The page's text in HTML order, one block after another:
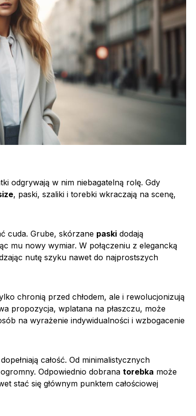
odgrywają w nim niebagatelną rolę. Gdy
, paski, szaliki i torebki wkraczają na scenę,
cuda. Grube, skórzane paski dodają
mu nowy wymiar. W połączeniu z elegancką
nutę szyku nawet do najprostszych
chronią przed chłodem, ale i rewolucjonizują
propozycja, wplatana na płaszczu, może
na wyrażenie indywidualności i wzbogacenie
całość. Od minimalistycznych
Odpowiednio dobrana torebka może
stać się głównym punktem całościowej